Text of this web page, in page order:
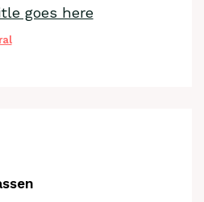
goes here